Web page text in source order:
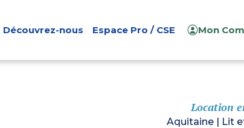
Découvrez-nous Espace Pro / CSE Mon
Location
Aquitaine | Lit